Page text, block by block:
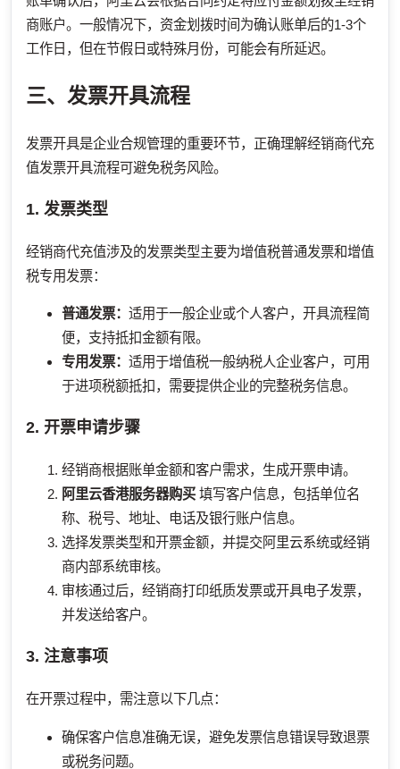
商账户。一般情况下，资金划拨时间为确认账单后的1-3个
工作日，但在节假日或特殊月份，可能会有所延迟。
三、发票开具流程
发票开具是企业合规管理的重要环节，正确理解经销商代充
值发票开具流程可避免税务风险。
1. 发票类型
经销商代充值涉及的发票类型主要为增值税普通发票和增值
税专用发票：
普通发票： 适用于一般企业或个人客户，开具流程简
便，支持抵扣金额有限。
专用发票： 适用于增值税一般纳税人企业客户，可用
于进项税额抵扣，需要提供企业的完整税务信息。
2. 开票申请步骤
经销商根据账单金额和客户需求，生成开票申请。
阿里云香港服务器购买 填写客户信息，包括单位名
称、税号、地址、电话及银行账户信息。
选择发票类型和开票金额，并提交阿里云系统或经销
商内部系统审核。
审核通过后，经销商打印纸质发票或开具电子发票，
并发送给客户。
3. 注意事项
在开票过程中，需注意以下几点：
确保客户信息准确无误，避免发票信息错误导致退票
或税务问题。